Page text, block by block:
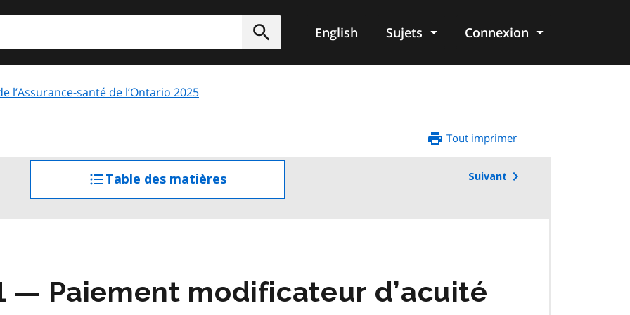
Soumettre
English Sujets Connexion
l’Assurance-santé de l’Ontario 2025
Tout imprimer
Table des matièresaccéder
à
Suivant
— Paiement modificateur d’acuité